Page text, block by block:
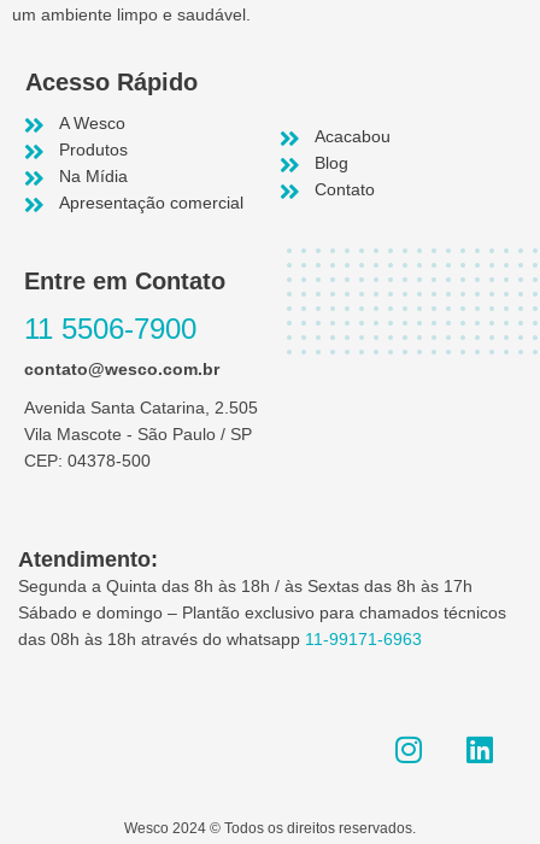
um ambiente limpo e saudável.
Acesso Rápido
A Wesco
Produtos
Na Mídia
Apresentação comercial
Acacabou
Blog
Contato
Entre em Contato
11 5506-7900
contato@wesco.com.br
Avenida Santa Catarina, 2.505
Vila Mascote - São Paulo / SP
CEP: 04378-500
Atendimento:
Segunda a Quinta das 8h às 18h / às Sextas das 8h às 17h
Sábado e domingo – Plantão exclusivo para chamados técnicos
das 08h às 18h através do whatsapp 11-99171-6963
n i
Wesco 2024 © Todos os direitos reservados.